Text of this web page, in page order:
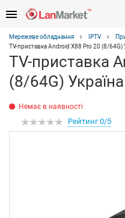
Мережеве обладнання IPTV
TV-приставка Android X88 Pro 20 (8/64G)
TV-приставка
(8/64G) Україна
Немає в наявності
Рейтинг 0/5